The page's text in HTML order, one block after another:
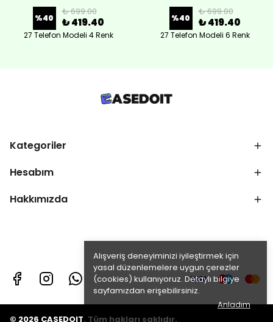
Alışveriş deneyiminizi iyileştirmek için
yasal düzenlemelere uygun çerezler
(cookies) kullanıyoruz. Detaylı bilgiye
sayfamızdan erişebilirsiniz.
Anladım
%40
₺ 699.00
₺ 419.40
27 Telefon Modeli 4 Renk
%40
₺ 699.00
₺ 419.40
27 Telefon Modeli 6 Renk
Kategoriler
Hesabım
Hakkımızda
© 2026 CASEDOIT. Tüm hakları saklıdır.